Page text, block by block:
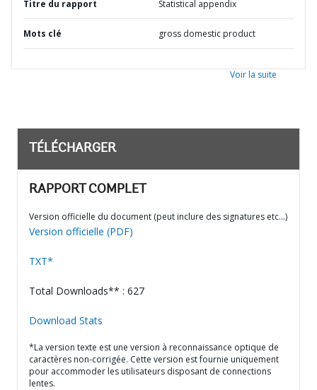
Titre du rapport Statistical appendix
Mots clé gross domestic product
Voir la suite
TÉLÉCHARGER
RAPPORT COMPLET
Version officielle du document (peut inclure des signatures etc…)
Version officielle (PDF)
TXT*
Total Downloads** : 627
Download Stats
*La version texte est une version à reconnaissance optique de
caractères non-corrigée. Cette version est fournie uniquement
pour accommoder les utilisateurs disposant de connections
lentes.